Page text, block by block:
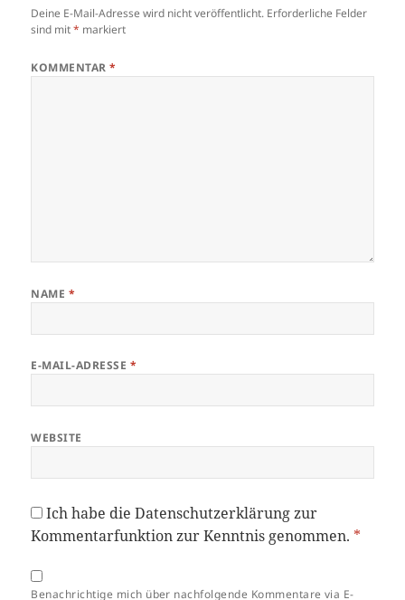
Deine E-Mail-Adresse wird nicht veröffentlicht. Erforderliche Felder
sind mit* markiert
KOMMENTAR*
NAME *
E-MAIL-ADRESSE *
WEBSITE
Ich habe dieDatenschutzerklärungzur
Kommentarfunktion zur Kenntnis genommen. *
Benachrichtige mich über nachfolgende Kommentare via E-